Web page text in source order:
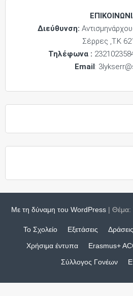
Διεύθυνση:
Σέρρες ,Τ.Κ
Τηλέφωνα :
Email :
Με τη δύναμη του WordPress | Θέμα:
Το Σχολείο Εξετάσεις Δράσεις
Χρήσιμα έντυπα
Erasmus+
Σύλλογος Γονέων